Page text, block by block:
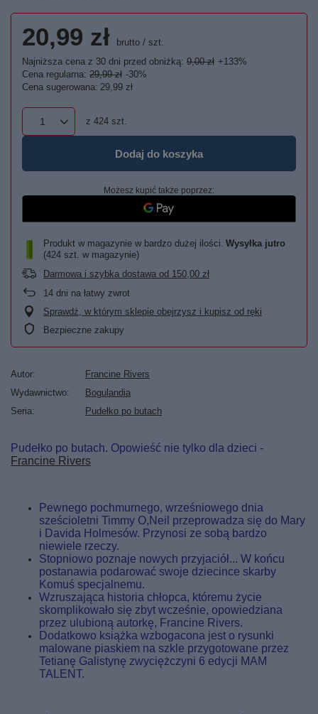
20,99 zł brutto / szt.
Najniższa cena z 30 dni przed obniżką: 9,00 zł +133%
Cena regularna: 29,99 zł -30%
Cena sugerowana: 29,99 zł
z 424 szt.
Dodaj do koszyka
Możesz kupić także poprzez:
Produkt w magazynie w bardzo dużej ilości Wysyłka jutro
(424 szt. w magazynie)
Darmowa i szybka dostawa od 150,00 zł
14 dni na łatwy zwrot
Sprawdź, w którym sklepie obejrzysz i kupisz od ręki
Bezpieczne zakupy
Autor
Francine Rivers
Wydawnictwo
Bogulandia
Seria
Pudełko po butach
Pudełko po butach. Opowieść nie tylko dla dzieci -
Francine Rivers
Pewnego pochmurnego, wrześniowego dnia
sześcioletni Timmy O,Neil przeprowadza się do Mary
i Davida Holmesów. Przynosi ze sobą bardzo
niewiele rzeczy.
Stopniowo poznaje nowych przyjaciół... W końcu
postanawia podarować swoje dziecince skarby
Komuś specjalnemu.
Wzruszająca historia chłopca, któremu życie
skomplikowało się zbyt wcześnie, opowiedziana
przez ulubioną autorkę, Francine Rivers.
Dodatkowo książka wzbogacona jest o rysunki
malowane piaskiem na szkle przygotowane przez
Tetianę Galistynę zwyciężczyni 6 edycji MAM
TALENT.